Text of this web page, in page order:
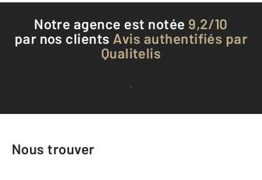
Notre agence est notée 9,2/10
par nos clients Avis authentifiés par
Qualitelis
Voir tous les avis clients
Nous trouver